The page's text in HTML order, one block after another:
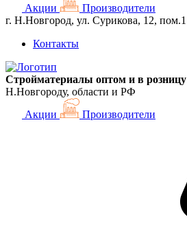
Акции
Производители
г. Н.Новгород, ул. Сурикова, 12, пом.1
Контакты
Стройматериалы оптом и в розницу
Н.Новгороду, области и РФ
Акции
Производители